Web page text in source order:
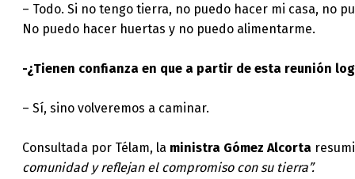
– Todo. Si no tengo tierra, no puedo hacer mi casa, no
No puedo hacer huertas y no puedo alimentarme.
-¿Tienen confianza en que a partir de esta reunión
– Sí, sino volveremos a caminar.
Consultada por Télam, la ministra Gómez Alcorta
comunidad y reflejan el compromiso con su tierra”.